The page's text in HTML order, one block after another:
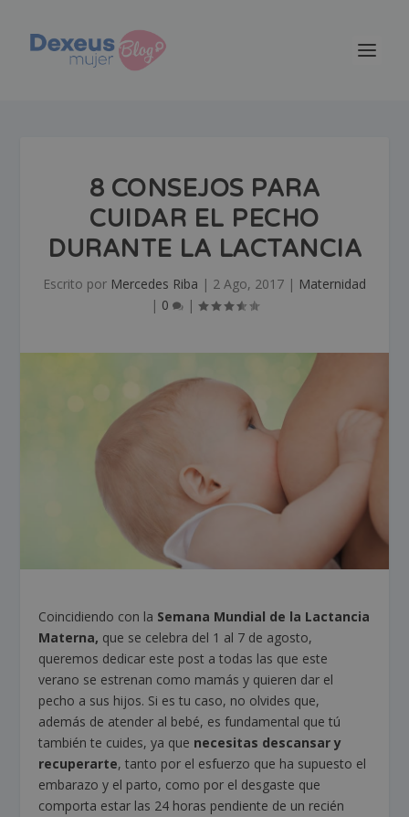
8 CONSEJOS PARA
CUIDAR EL PECHO
DURANTE LA LACTANCIA
Escrito por Mercedes Riba | 2 Ago, 2017 | Maternidad
| 0 |
Coincidiendo con la Semana Mundial de la Lactancia
Materna, que se celebra del 1 al 7 de agosto,
queremos dedicar este post a todas las que este
verano se estrenan como mamás y quieren dar el
pecho a sus hijos. Si es tu caso, no olvides que,
además de atender al bebé, es fundamental que tú
también te cuides, ya que necesitas descansar y
recuperarte, tanto por el esfuerzo que ha supuesto el
embarazo y el parto, como por el desgaste que
comporta estar las 24 horas pendiente de un recién